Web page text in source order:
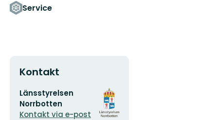
Service
Kontakt
E-
postadress
Länsstyrelsen
Norrbotten
Kontakt via e-post
Organisationens
logotyp